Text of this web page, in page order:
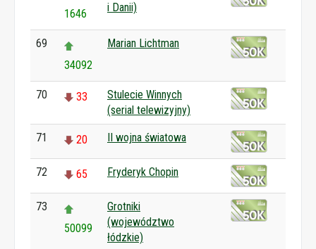
1646
i Danii)
69
34092
Marian Lichtman
70 33
Stulecie Winnych
(serial telewizyjny)
71 20 II wojna światowa
72 65 Fryderyk Chopin
73
50099
Grotniki
(województwo
łódzkie)